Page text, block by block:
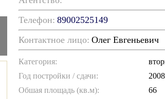
Телефон: 89002525149
Контактное лицо: Олег Евгеньевич
Категория:
Год постройки / cдачи:
2008
Обшая площадь (кв.м):
66